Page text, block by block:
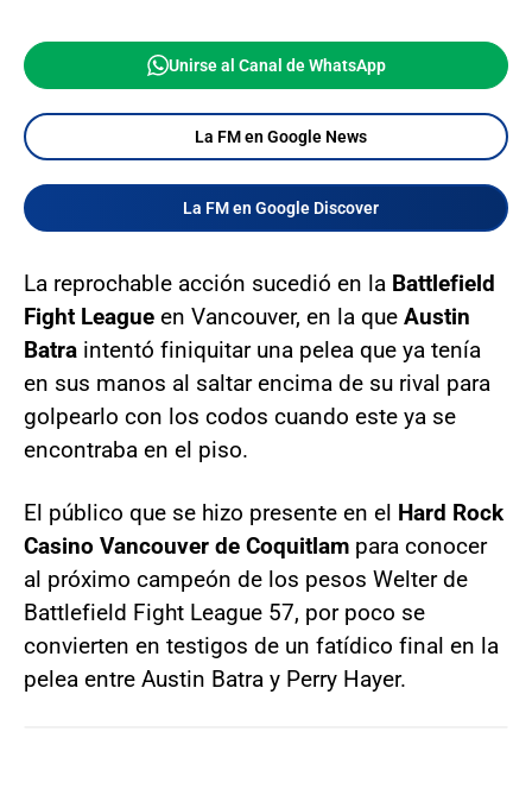
Unirse al Canal de WhatsApp
La FM en Google News
La FM en Google Discover
La reprochable acción sucedió en la Battlefield
Fight League en Vancouver, en la que Austin
Batra intentó finiquitar una pelea que ya tenía
en sus manos al saltar encima de su rival para
golpearlo con los codos cuando este ya se
encontraba en el piso.
El público que se hizo presente en el Hard Rock
Casino Vancouver de Coquitlam para conocer
al próximo campeón de los pesos Welter de
Battlefield Fight League 57, por poco se
convierten en testigos de un fatídico final en la
pelea entre Austin Batra y Perry Hayer.